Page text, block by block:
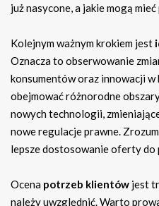
już nasycone, a jakie mogą
Kolejnym ważnym krokiem jest
Oznacza to obserwowanie
konsumentów oraz innowacji w
obejmować różnorodne
nowych technologii,
nowe regulacje prawne.
lepsze dostosowanie oferty do
Ocena potrzeb klientów jest
należy uwzględnić. Warto